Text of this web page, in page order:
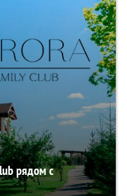
рядом с